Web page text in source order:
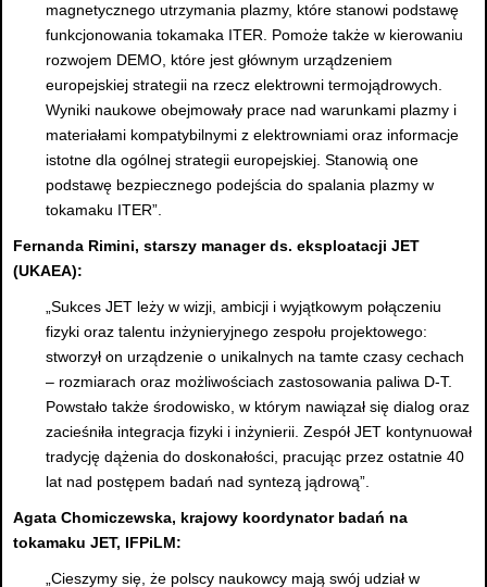
magnetycznego utrzymania plazmy, które stanowi podstawę
funkcjonowania tokamaka ITER. Pomoże także w kierowaniu
rozwojem DEMO, które jest głównym urządzeniem
europejskiej strategii na rzecz elektrowni termojądrowych.
Wyniki naukowe obejmowały prace nad warunkami plazmy i
materiałami kompatybilnymi z elektrowniami oraz informacje
istotne dla ogólnej strategii europejskiej. Stanowią one
podstawę bezpiecznego podejścia do spalania plazmy w
tokamaku ITER”.
Fernanda Rimini, starszy manager ds. eksploatacji JET
(UKAEA):
„Sukces JET leży w wizji, ambicji i wyjątkowym połączeniu
fizyki oraz talentu inżynieryjnego zespołu projektowego:
stworzył on urządzenie o unikalnych na tamte czasy cechach
– rozmiarach oraz możliwościach zastosowania paliwa D-T.
Powstało także środowisko, w którym nawiązał się dialog oraz
zacieśniła integracja fizyki i inżynierii. Zespół JET kontynuował
tradycję dążenia do doskonałości, pracując przez ostatnie 40
lat nad postępem badań nad syntezą jądrową”.
Agata Chomiczewska, krajowy koordynator badań na
tokamaku JET, IFPiLM:
„Cieszymy się, że polscy naukowcy mają swój udział w